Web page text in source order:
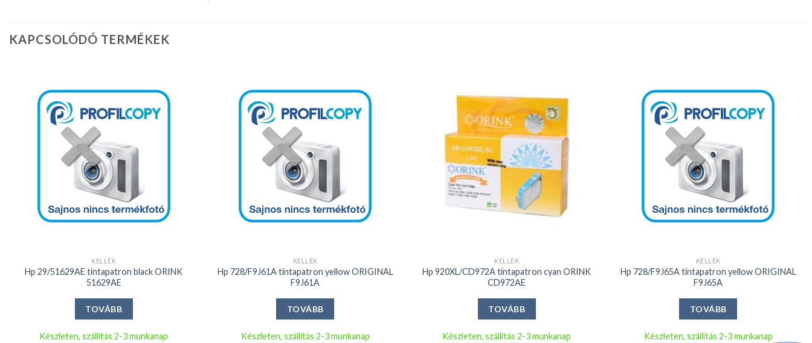
KAPCSOLÓDÓ TERMÉKEK
Kedvencekhez
KELLÉK
Hp 29/51629AE tintapatron black ORINK
51629AE
TOVÁBB
Készleten, szállítás 2-3 munkanap
Kedvencekhez
KELLÉK
Hp 728/F9J61A tintapatron yellow ORIGINAL
F9J61A
TOVÁBB
Készleten, szállítás 2-3 munkanap
KELLÉK
Hp 920XL/CD972A tintapatron cyan ORINK
CD972AE
TOVÁBB
Készleten, szállítás 2-3 munkanap
Kedvencekhez
KELLÉK
Hp 728/F9J65A tintapatron yellow ORIGINAL
F9J65A
TOVÁBB
Készleten, szállítás 2-3 munkanap